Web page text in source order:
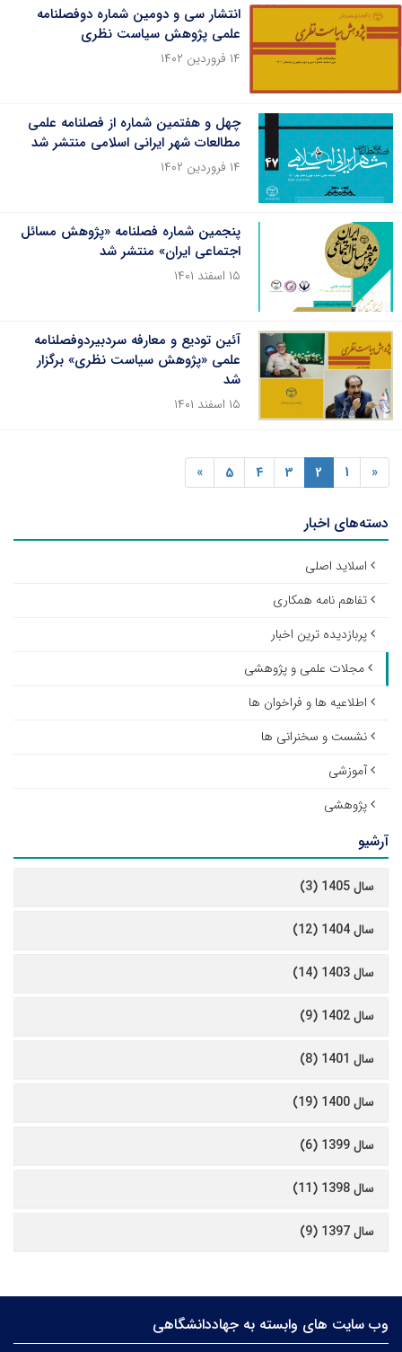
انتشار سی و دومین شماره دوفصلنامه
علمی پژوهش سیاست نظری
۱۴ فروردین ۱۴۰۲
چهل و هفتمین شماره از فصلنامه علمی
مطالعات شهر ایرانی اسلامی منتشر شد
۱۴ فروردین ۱۴۰۲
پنجمین شماره فصلنامه «پژوهش مسائل
اجتماعی ایران» منتشر شد
۱۵ اسفند ۱۴۰۱
آئین تودیع و معارفه سردبیردوفصلنامه
علمی «پژوهش سیاست نظری» برگزار
شد
۱۵ اسفند ۱۴۰۱
«
1
2
3
4
5
»
دسته‌های اخبار
اسلاید اصلی
تفاهم نامه همکاری
پربازدیده ترین اخبار
مجلات علمی و پژوهشی
اطلاعیه ها و فراخوان ها
نشست و سخنرانی ها
آموزشی
پژوهشی
آرشیو
سال 1405 (3)
سال 1404 (12)
سال 1403 (14)
سال 1402 (9)
سال 1401 (8)
سال 1400 (19)
سال 1399 (6)
سال 1398 (11)
سال 1397 (9)
وب سایت های وابسته به جهاددانشگاهی